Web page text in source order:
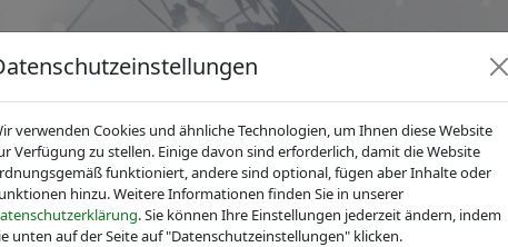
News Dienstleistungen Fachgruppen Über IVAM
verwenden Cookies und ähnliche Technologien, um Ihnen diese Website
Verfügung zu stellen. Einige davon sind erforderlich, damit die Website
funktioniert, andere sind optional, fügen aber Inhalte oder
hinzu. Weitere Informationen finden Sie in unserer
. Sie können Ihre Einstellungen jederzeit ändern, indem
unten auf der Seite auf "Datenschutzeinstellungen" klicken.